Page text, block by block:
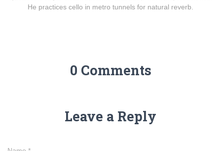
He practices cello in metro tunnels for natural reverb.
0 Comments
Leave a Reply